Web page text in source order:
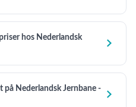
hos Nederlandsk

på Nederlandsk Jernbane -
